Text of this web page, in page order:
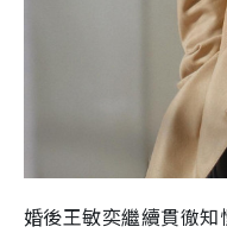
婚後王敏奕繼續貫徹